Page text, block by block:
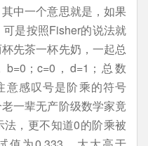
中一个意思就是，如果
是按照Fisher的说法就
先茶一杯先奶，一起总
；c=0，d=1；总数
意感叹号是阶乘的符号
一辈无产阶级数学家竟
，更不知道0的阶乘被